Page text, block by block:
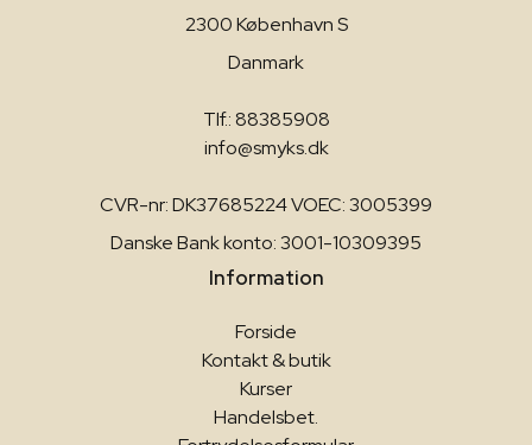
2300 København S
Danmark
Tlf.: 88385908
info@smyks.dk
CVR-nr: DK37685224 VOEC: 3005399
Danske Bank konto: 3001-10309395
Information
Forside
Kontakt & butik
Kurser
Handelsbet.